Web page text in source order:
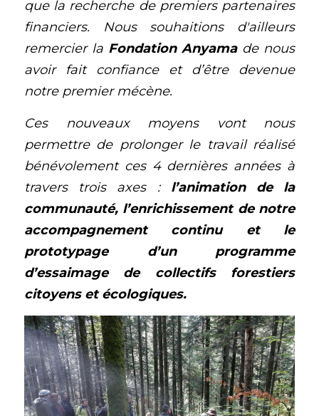
que la recherche de premiers partenaires
financiers. Nous souhaitions d'ailleurs
remercier la Fondation Anyama de nous
avoir fait confiance et d’être devenue
notre premier mécène.
Ces nouveaux moyens vont nous
permettre de prolonger le travail réalisé
bénévolement ces 4 dernières années à
travers trois axes : l’animation de la
communauté, l’enrichissement de notre
accompagnement continu et le
prototypage d’un programme
d’essaimage de collectifs forestiers
citoyens et écologiques.